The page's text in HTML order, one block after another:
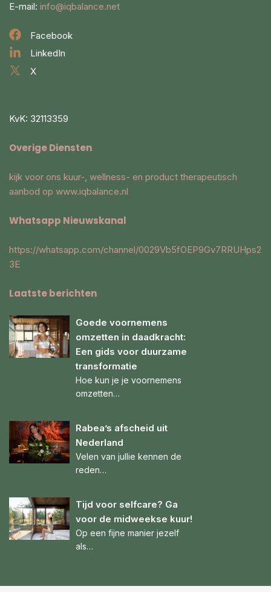
E-mail: info@iqbalance.net
Facebook
LinkedIn
X
KvK: 32113359
Overige Diensten
kijk voor ons kuur-, wellness- en product therapeutisch
aanbod op www.iqbalance.nl
Whatsapp Nieuwskanal
https://whatsapp.com/channel/0029Vb5fOEP9Gv7RRUHps2
3E
Laatste berichten
Goede voornemens
omzetten in daadkracht:
Een gids voor duurzame
transformatie
Hoe kun je je voornemens
omzetten…
Rabea’s afscheid uit
Nederland
Velen van jullie kennen de
reden…
Tijd voor selfcare? Ga
voor de midweekse kuur!
Op een fijne manier jezelf
als…